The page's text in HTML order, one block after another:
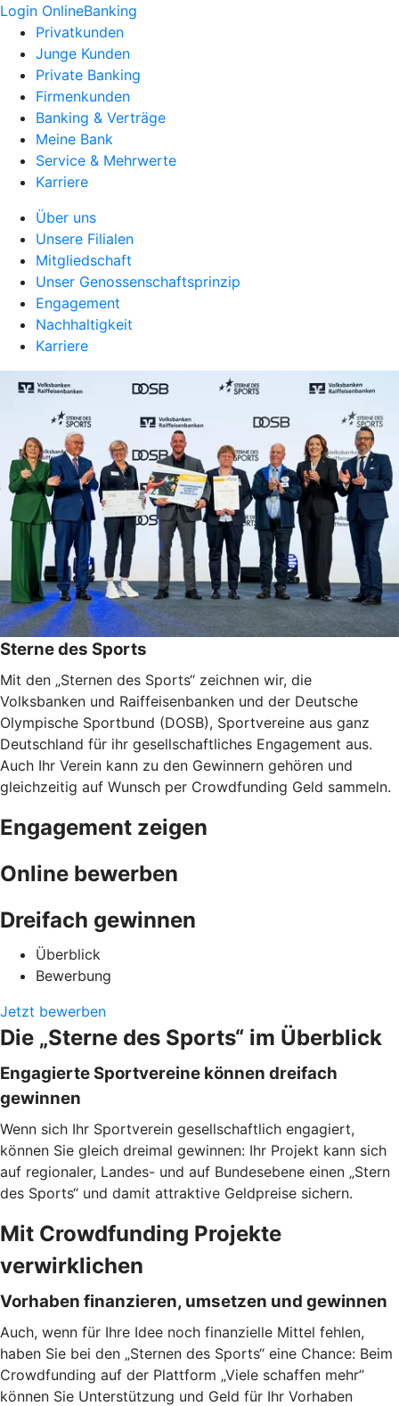
Login OnlineBanking
Privatkunden
Junge Kunden
Private Banking
Firmenkunden
Banking & Verträge
Meine Bank
Service & Mehrwerte
Karriere
Über uns
Unsere Filialen
Mitgliedschaft
Unser Genossenschaftsprinzip
Engagement
Nachhaltigkeit
Karriere
Sterne des Sports
Mit den „Sternen des Sports“ zeichnen wir, die
Volksbanken und Raiffeisenbanken und der Deutsche
Olympische Sportbund (DOSB), Sportvereine aus ganz
Deutschland für ihr gesellschaftliches Engagement aus.
Auch Ihr Verein kann zu den Gewinnern gehören und
gleichzeitig auf Wunsch per Crowdfunding Geld sammeln.
Engagement zeigen
Online bewerben
Dreifach gewinnen
Überblick
Bewerbung
Jetzt bewerben
Die „Sterne des Sports“ im Überblick
Engagierte Sportvereine können dreifach
gewinnen
Wenn sich Ihr Sportverein gesellschaftlich engagiert,
können Sie gleich dreimal gewinnen: Ihr Projekt kann sich
auf regionaler, Landes- und auf Bundesebene einen „Stern
des Sports“ und damit attraktive Geldpreise sichern.
Mit Crowdfunding Projekte
verwirklichen
Vorhaben finanzieren, umsetzen und gewinnen
Auch, wenn für Ihre Idee noch finanzielle Mittel fehlen,
haben Sie bei den „Sternen des Sports“ eine Chance: Beim
Crowdfunding auf der Plattform „Viele schaffen mehr”
können Sie Unterstützung und Geld für Ihr Vorhaben